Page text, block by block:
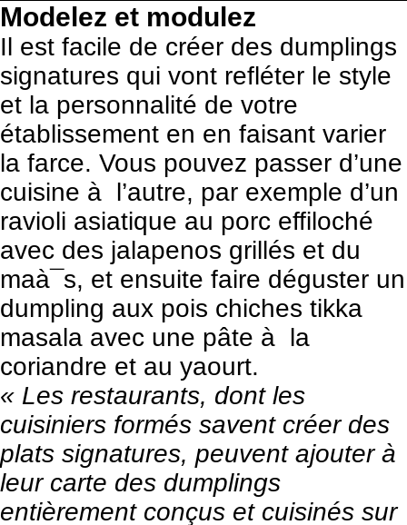
Modelez et modulez
Il est facile de créer des dumplings
signatures qui vont refléter le style
et la personnalité de votre
établissement en en faisant varier
la farce. Vous pouvez passer d’une
cuisine à l’autre, par exemple d’un
ravioli asiatique au porc effiloché
avec des jalapenos grillés et du
maà¯s, et ensuite faire déguster un
dumpling aux pois chiches tikka
masala avec une pâte à la
coriandre et au yaourt.
« Les restaurants, dont les
cuisiniers formés savent créer des
plats signatures, peuvent ajouter à
leur carte des dumplings
entièrement conçus et cuisinés sur